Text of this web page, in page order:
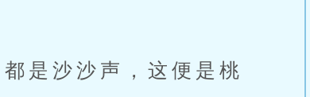
是沙沙声，这便是桃